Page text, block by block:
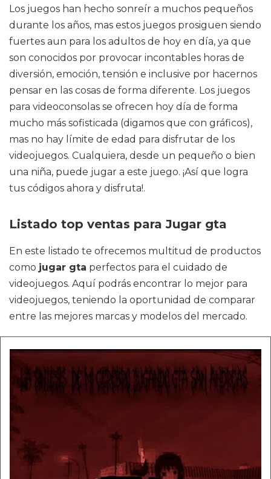
Los juegos han hecho sonreír a muchos pequeños
durante los años, mas estos juegos prosiguen siendo
fuertes aun para los adultos de hoy en día, ya que
son conocidos por provocar incontables horas de
diversión, emoción, tensión e inclusive por hacernos
pensar en las cosas de forma diferente. Los juegos
para videoconsolas se ofrecen hoy día de forma
mucho más sofisticada (digamos que con gráficos),
mas no hay límite de edad para disfrutar de los
videojuegos. Cualquiera, desde un pequeño o bien
una niña, puede jugar a este juego. ¡Así que logra
tus códigos ahora y disfruta!.
Listado top ventas para Jugar gta
En este listado te ofrecemos multitud de productos
como jugar gta perfectos para el cuidado de
videojuegos. Aquí podrás encontrar lo mejor para
videojuegos, teniendo la oportunidad de comparar
entre las mejores marcas y modelos del mercado.